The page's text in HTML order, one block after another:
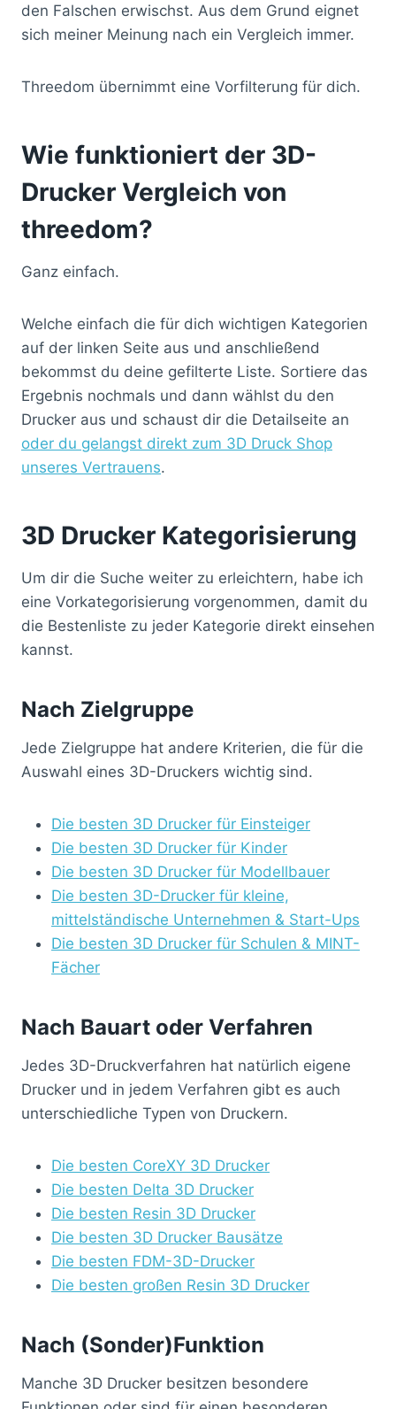
den Falschen erwischst. Aus dem Grund eignet
sich meiner Meinung nach ein Vergleich immer.
Threedom übernimmt eine Vorfilterung für dich.
Wie funktioniert der 3D-
Drucker Vergleich von
threedom?
Ganz einfach.
Welche einfach die für dich wichtigen Kategorien
auf der linken Seite aus und anschließend
bekommst du deine gefilterte Liste. Sortiere das
Ergebnis nochmals und dann wählst du den
Drucker aus und schaust dir die Detailseite an
oder du gelangst direkt zum 3D Druck Shop
unseres Vertrauens.
3D Drucker Kategorisierung
Um dir die Suche weiter zu erleichtern, habe ich
eine Vorkategorisierung vorgenommen, damit du
die Bestenliste zu jeder Kategorie direkt einsehen
kannst.
Nach Zielgruppe
Jede Zielgruppe hat andere Kriterien, die für die
Auswahl eines 3D-Druckers wichtig sind.
Die besten 3D Drucker für Einsteiger
Die besten 3D Drucker für Kinder
Die besten 3D Drucker für Modellbauer
Die besten 3D-Drucker für kleine,
mittelständische Unternehmen & Start-Ups
Die besten 3D Drucker für Schulen & MINT-
Fächer
Nach Bauart oder Verfahren
Jedes 3D-Druckverfahren hat natürlich eigene
Drucker und in jedem Verfahren gibt es auch
unterschiedliche Typen von Druckern.
Die besten CoreXY 3D Drucker
Die besten Delta 3D Drucker
Die besten Resin 3D Drucker
Die besten 3D Drucker Bausätze
Die besten FDM-3D-Drucker
Die besten großen Resin 3D Drucker
Nach (Sonder)Funktion
Manche 3D Drucker besitzen besondere